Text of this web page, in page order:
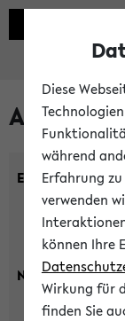
Alle
Einrichtung:
Nachname:
Diese
während
Erfahrung
verwenden
können Ihre
Wirkung für
finden Sie